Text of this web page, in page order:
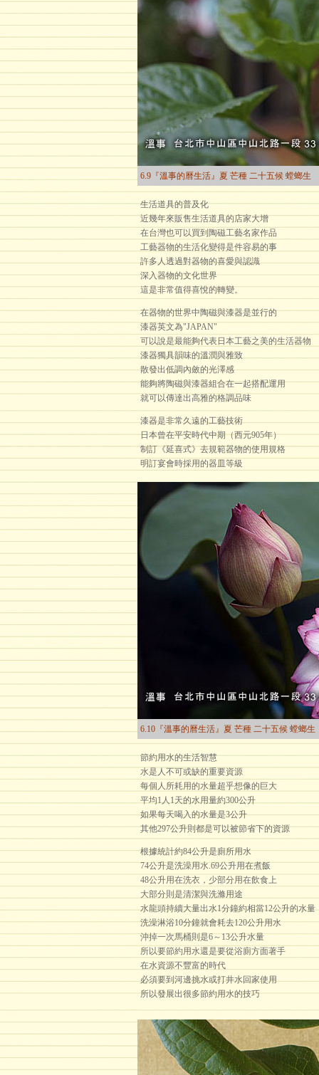
6.9『溫事的曆生活』夏 芒種 二十五候 螳螂生
生活道具的普及化
近幾年來販售生活道具的店家大增
在台灣也可以買到陶磁工藝名家作品
工藝器物的生活化變得是件容易的事
許多人透過對器物的喜愛與認識
深入器物的文化世界
這是非常值得喜悅的轉變。
在器物的世界中陶磁與漆器是並行的
漆器英文為"JAPAN"
可以說是最能夠代表日本工藝之美的生活器物
漆器獨具韻味的溫潤與雅致
散發出低調內斂的光澤感
能夠將陶磁與漆器組合在一起搭配運用
就可以傳達出高雅的格調品味
漆器是非常久遠的工藝技術
日本曾在平安時代中期（西元905年）
制訂《延喜式》去規範器物的使用規格
明訂宴會時採用的器皿等級
6.10『溫事的曆生活』夏 芒種 二十五候 螳螂生
節約用水的生活智慧
水是人不可或缺的重要資源
每個人所耗用的水量超乎想像的巨大
平均1人1天的水用量約300公升
如果每天喝入的水量是3公升
其他297公升則都是可以被節省下的資源
根據統計約84公升是廁所用水
74公升是洗澡用水.69公升用在煮飯
48公升用在洗衣，少部分用在飲食上
大部分則是清潔與洗滌用途
水龍頭持續大量出水1分鐘約相當12公升的水量
洗澡淋浴10分鐘就會耗去120公升用水
沖掉一次馬桶則是6～13公升水量
所以要節約用水還是要從浴廁方面著手
在水資源不豐富的時代
必須要到河邊挑水或打井水回家使用
所以發展出很多節約用水的技巧